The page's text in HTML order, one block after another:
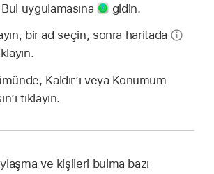
uygulamasına
gidin.
bir ad seçin, sonra haritada
Kaldır’ı veya Konumum
tıklayın.
ve kişileri bulma bazı